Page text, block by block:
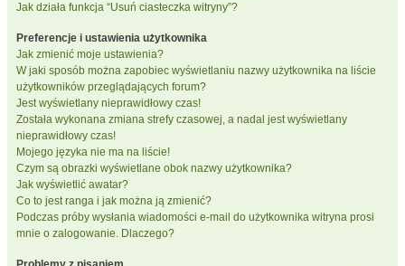
Jak działa funkcja “Usuń ciasteczka witryny”?
Preferencje i ustawienia użytkownika
Jak zmienić moje ustawienia?
W jaki sposób można zapobiec wyświetlaniu nazwy użytkownika na liście
użytkowników przeglądających forum?
Jest wyświetlany nieprawidłowy czas!
Została wykonana zmiana strefy czasowej, a nadal jest wyświetlany
nieprawidłowy czas!
Mojego języka nie ma na liście!
Czym są obrazki wyświetlane obok nazwy użytkownika?
Jak wyświetlić awatar?
Co to jest ranga i jak można ją zmienić?
Podczas próby wysłania wiadomości e-mail do użytkownika witryna prosi
mnie o zalogowanie. Dlaczego?